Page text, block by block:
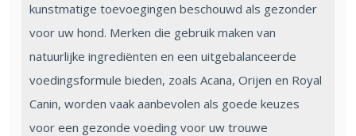
kunstmatige toevoegingen beschouwd als gezonder
voor uw hond. Merken die gebruik maken van
natuurlijke ingrediënten en een uitgebalanceerde
voedingsformule bieden, zoals Acana, Orijen en Royal
Canin, worden vaak aanbevolen als goede keuzes
voor een gezonde voeding voor uw trouwe